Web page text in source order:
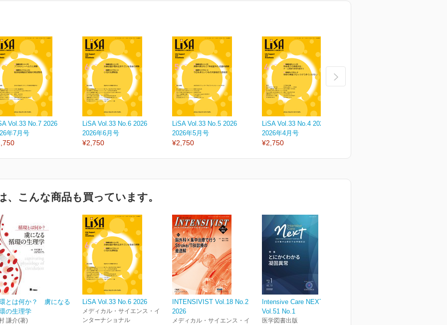
Vol.33 No.7 2026
年7月号
LiSA Vol.33 No.6 2026
2026年6月号
¥2,750
LiSA Vol.33 No.5 2026
2026年5月号
¥2,750
LiSA Vol.33 No.4 2026
2026年4月号
¥2,750
、こんな商品も買っています。
とは何か？ 虜になる
の生理学
謙介(著)
LiSA Vol.33 No.6 2026
メディカル・サイエンス・イ
ンターナショナル
INTENSIVIST Vol.18 No.2
2026
メディカル・サイエンス・イ
Intensive Care NEXT
Vol.51 No.1
医学図書出版